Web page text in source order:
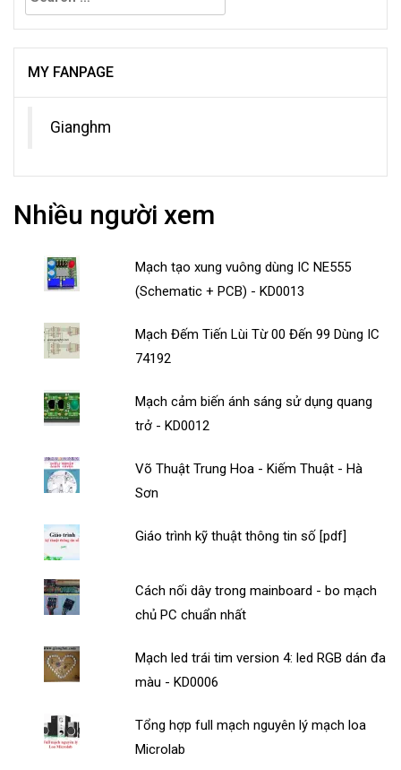
for:
MY FANPAGE
Gianghm
Nhiều người xem
Mạch tạo xung vuông dùng IC NE555
(Schematic + PCB) - KD0013
Mạch Đếm Tiến Lùi Từ 00 Đến 99 Dùng IC
74192
Mạch cảm biến ánh sáng sử dụng quang
trở - KD0012
Võ Thuật Trung Hoa - Kiếm Thuật - Hà
Sơn
Giáo trình kỹ thuật thông tin số [pdf]
Cách nối dây trong mainboard - bo mạch
chủ PC chuẩn nhất
Mạch led trái tim version 4: led RGB dán đa
màu - KD0006
Tổng hợp full mạch nguyên lý mạch loa
Microlab